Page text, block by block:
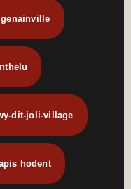
dit-joli-village
hodent